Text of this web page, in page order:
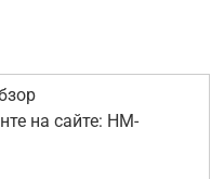
на сайте: HM-